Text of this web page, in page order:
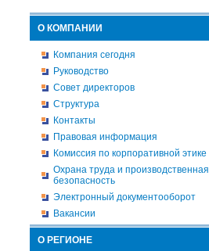
О КОМПАНИИ
Компания сегодня
Руководство
Совет директоров
Структура
Контакты
Правовая информация
Комиссия по корпоративной этике
Охрана труда и производственная
безопасность
Электронный документооборот
Вакансии
О РЕГИОНЕ